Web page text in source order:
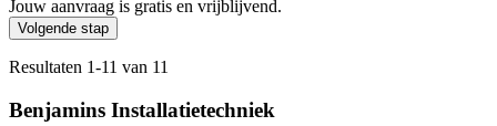
Jouw aanvraag is gratis en vrijblijvend.
Volgende stap
Resultaten 1-11 van 11
Benjamins Installatietechniek